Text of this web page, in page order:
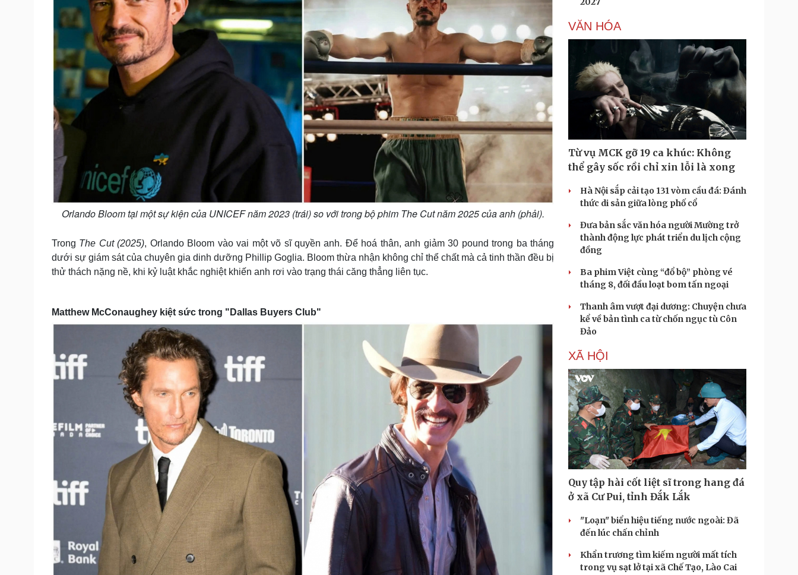
Orlando Bloom tại một sự kiện của UNICEF năm 2023 (trái) so với trong bộ phim The Cut năm 2025 của anh (phải).
Trong The Cut (2025), Orlando Bloom vào vai một võ sĩ quyền anh. Để hoá thân, anh giảm 30 pound trong ba tháng
dưới sự giám sát của chuyên gia dinh dưỡng Phillip Goglia. Bloom thừa nhận không chỉ thể chất mà cả tinh thần đều bị
thử thách nặng nề, khi kỷ luật khắc nghiệt khiến anh rơi vào trạng thái căng thẳng liên tục.
Matthew McConaughey kiệt sức trong "Dallas Buyers Club"
VĂN HÓA
Từ vụ MCK gỡ 19 ca khúc: Không
thể gây sốc rồi chỉ xin lỗi là xong
Hà Nội sắp cải tạo 131 vòm cầu đá: Đánh
thức di sản giữa lòng phố cổ
Đưa bản sắc văn hóa người Mường trở
thành động lực phát triển du lịch cộng
đồng
Ba phim Việt cùng “đổ bộ” phòng vé
tháng 8, đối đầu loạt bom tấn ngoại
Thanh âm vượt đại dương: Chuyện chưa
kể về bản tình ca từ chốn ngục tù Côn
Đảo
XÃ HỘI
Quy tập hài cốt liệt sĩ trong hang đá
ở xã Cư Pui, tỉnh Đắk Lắk
"Loạn" biển hiệu tiếng nước ngoài: Đã
đến lúc chấn chỉnh
Khẩn trương tìm kiếm người mất tích
trong vụ sạt lở tại xã Chế Tạo, Lào Cai